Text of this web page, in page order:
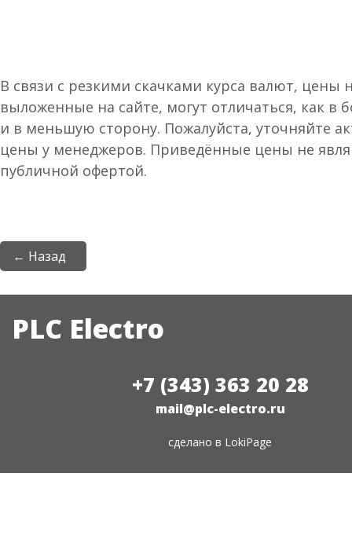
В связи с резкими скачками курса валют, цены
выложенные на сайте, могут отличаться, как в
и в меньшую сторону. Пожалуйста, уточняйте
цены у менеджеров. Приведённые цены не
публичной офертой.
← Назад
PLC Electro
+7 (343) 363 20 28
mail@plc-electro.ru
сделано в LokiPage